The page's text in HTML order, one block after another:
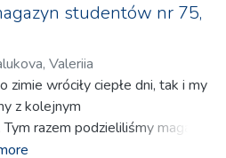
studentów nr 75,
Valeriia
zimie wróciły ciepłe dni, tak i my
z kolejnym
razem podzieliliśmy magazyn
zaczynając